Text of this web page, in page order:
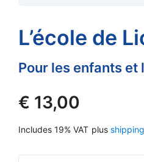
L’école de
Pour les enfants et
€ 13,00
Includes 19% VAT plus shipping